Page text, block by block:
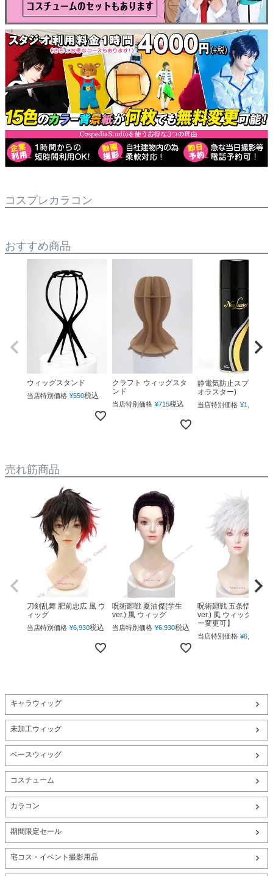
コスプレカラコン
おすすめ商品
ウィッグスタンド
当店特別価格 ¥550税込
クラフト ウィッグスタ
ンド
当店特別価格 ¥715税込
静電気防止スプレー(ネ
オラスター)
当店特別価格 ¥1,760
売れ筋商品
刀剣乱舞 肥前忠広 風 ウ
ィッグ
当店特別価格 ¥6,930税込
呪術廻戦 夏油傑(学生
ver.) 風 ウィッグ
当店特別価格 ¥6,930税込
呪術廻戦 五条悟(下ろ
ver.) 風 ウィッグ 【カ
ー変更可】
当店特別価格 ¥6,930
キャラウィッグ
未加工ウィッグ
ベースウィッグ
コスチューム
カラコン
期間限定セール
宅コス・イベント撮影用品